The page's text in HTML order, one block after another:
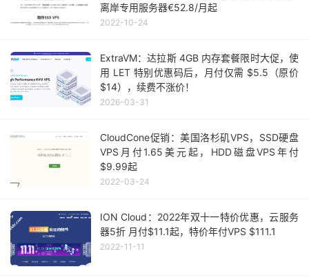
离岸专用服务器€52.8/月起
2022-10-24
ExtraVM：达拉斯 4GB 内存套餐限时大促，使
用 LET 特别优惠码后，月付仅需 $5.5（原价
$14），续费不涨价！
2026-03-31
CloudCone促销：美国洛杉矶VPS，SSD硬盘
VPS月付1.65美元起，HDD磁盘VPS年付
$9.99起
2022-03-24
ION Cloud：2022年双十一特价优惠，云服务
器5折 月付$11.1起，特价年付VPS $111.1
2022-11-11